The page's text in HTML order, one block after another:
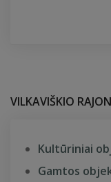
VILKAVIŠKIO
Kultūriniai
Gamtos